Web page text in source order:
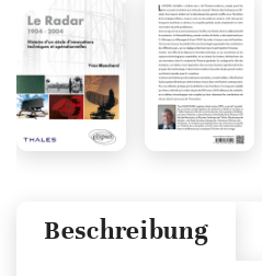
Beschreibung